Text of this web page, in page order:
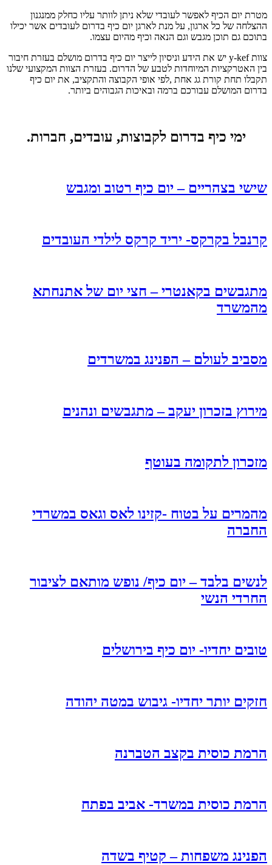
מטרת יום הכיף לאפשר לעובדי שלא ניתן לוותר עליו כחלק ממנגנון
ההצלחה של כל ארגון, על מנת לארגן יום כיף בדרום לעובדים אשר יכילו
בתוכם גם תוכן מגבש וגם הנאה וכיף מהיום עצמו.
צוות y-kef יש את הידע וניסיון לייצר יום כיף בדרום מושלם בעזרת חיבור
בין האטרקציות המיוחדות לטבע של הדרום. בעזרת הצוות המקצועי שלנו
תקבלו תחת קורת גג אחת ,לפי אופי הקבוצה והתקציב, את יום כיף
בדרום המושלם עבורכם ברמה ובאיכות הגבוהים ביותר.
ימי כיף בדרום לקבוצות, עובדים, חברות.
שישי בצהריים – יום כיף רטוב ומגבש
קרנבל בקרקס- יריד קרקס לילדי העובדים
מתגבשים בקאנטרי – חצי יום של אתנחתא
מהמשרד
מסביב לעולם – הפנינג במשרדים
מירוץ בזכרון יעקב – מתגבשים ונהנים
מזכרון לתקומה בעוטף
מהמרים על בטוח -קזינו לאס וגאס במשרדי
החברה
לנשים בלבד – יום כיף/ נופש מותאם לציבור
החרדי הנשי
טובים יחדיו- יום כיף בירושלים
חזקים יותר יחדיו- גיבוש במטה יהודה
הרמת כוסית בקצב הטברנה
הרמת כוסית במשרד- אביב בפתח
הפנינג משפחות – קטיף בשדה